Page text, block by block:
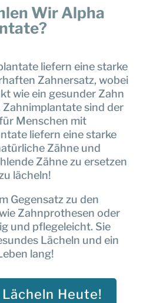
Wir Alpha
liefern eine starke
Zahnersatz, wobei
wie ein gesunder Zahn
sind der
Menschen mit
liefern eine starke
Zähne und
Zähne zu ersetzen
lächeln!
Gegensatz zu den
Zahnprothesen oder
und pflegeleicht. Sie
Lächeln und ein
lang!
Heute!